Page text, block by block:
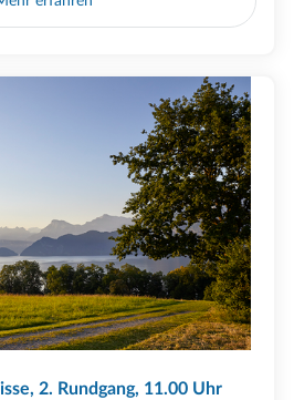
2. Rundgang, 11.00 Uhr